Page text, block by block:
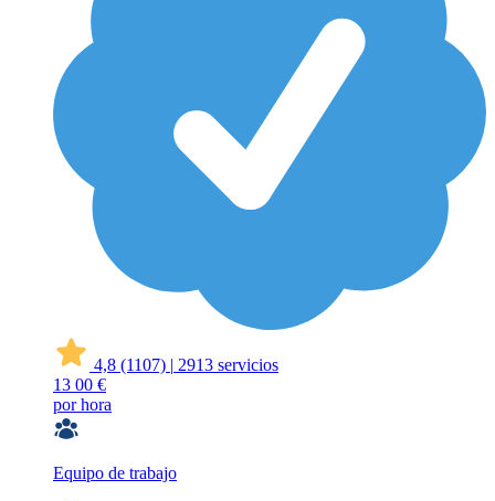
4,8 (1107) | 2913 servicios
13 00 €
por hora
Equipo de trabajo